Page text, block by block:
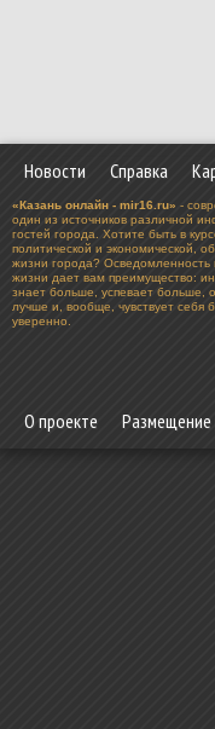
Новости Справка
«Казань онлайн - mir16.ru» -
один из источников различной
гостей города. Хотите быть в
политической и экономической,
жизни города? Осведомленность
жизни дает вам преимущество:
знает больше, успевает больше,
лучше и, вообще, чувствует себя
уверенно.
О проекте Размещение